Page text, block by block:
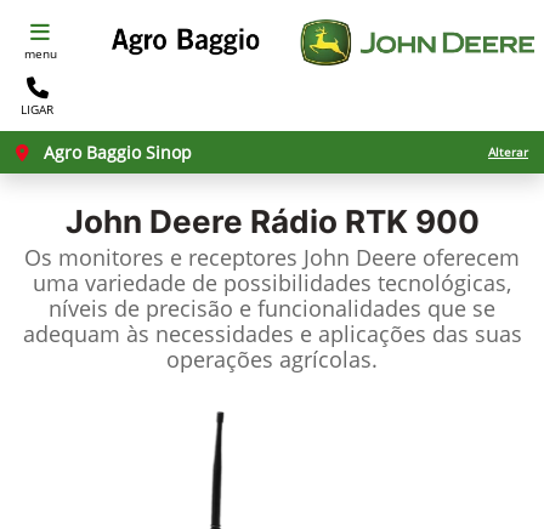
menu
LIGAR
Agro Baggio Sinop Alterar
John Deere Rádio RTK 900
Os monitores e receptores John Deere oferecem
uma variedade de possibilidades tecnológicas,
níveis de precisão e funcionalidades que se
adequam às necessidades e aplicações das suas
operações agrícolas.